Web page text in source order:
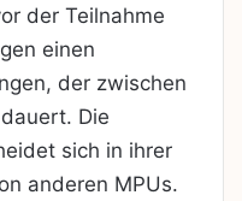
der Teilnahme
einen
der zwischen
Die
sich in ihrer
anderen MPUs.